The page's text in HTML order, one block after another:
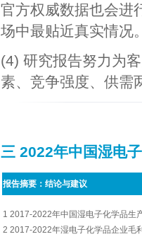
官方权威数据也会进
场中最贴近真实情况
(4) 研究报告努力为
素、竞争强度、供需
三 2022年中国湿电
报告摘要：结论与建议
1 2017-2022年中国湿电子化学品生
2 2017-2022年湿电子化学品企业毛